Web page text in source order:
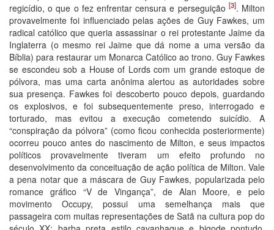
regicídio, o que o fez enfrentar censura e perseguição [3]. Milton
provavelmente foi influenciado pelas ações de Guy Fawkes, um
radical católico que queria assassinar o rei protestante Jaime da
Inglaterra (o mesmo rei Jaime que dá nome a uma versão da
Bíblia) para restaurar um Monarca Católico ao trono. Guy Fawkes
se escondeu sob a House of Lords com um grande estoque de
pólvora, mas uma carta anônima alertou as autoridades sobre
sua presença. Fawkes foi descoberto pouco depois, guardando
os explosivos, e foi subsequentemente preso, interrogado e
torturado, mas evitou a execução cometendo suicídio. A
“conspiração da pólvora” (como ficou conhecida posteriormente)
ocorreu pouco antes do nascimento de Milton, e seus impactos
políticos provavelmente tiveram um efeito profundo no
desenvolvimento da conceituação de ação política de Milton. Vale
a pena notar que a máscara de Guy Fawkes, popularizada pelo
romance gráfico “V de Vingança”, de Alan Moore, e pelo
movimento Occupy, possui uma semelhança mais que
passageira com muitas representações de Satã na cultura pop do